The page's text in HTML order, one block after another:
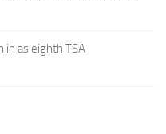
in as eighth TSA